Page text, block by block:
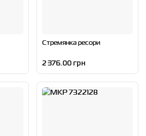
Стремянка ресори
2 376.00 грн